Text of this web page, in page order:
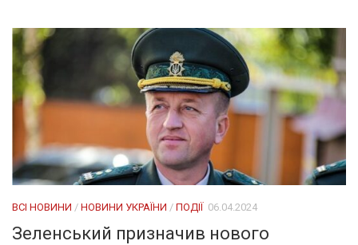
ВСІ НОВИНИ / НОВИНИ УКРАЇНИ / ПОДІЇ 06.04.2024
Зеленський призначив нового